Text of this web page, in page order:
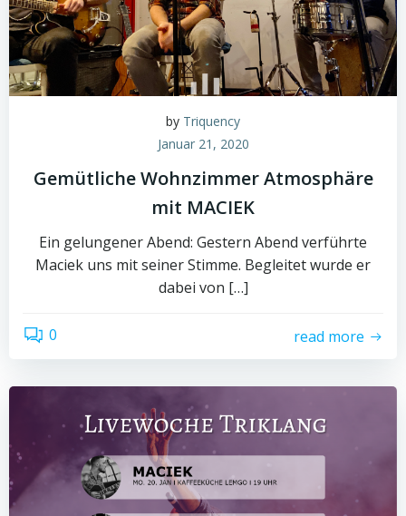
by Triquency
Januar 21, 2020
Gemütliche Wohnzimmer Atmosphäre
mit MACIEK
Ein gelungener Abend: Gestern Abend verführte
Maciek uns mit seiner Stimme. Begleitet wurde er
dabei von […]
0 read more